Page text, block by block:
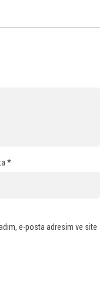
*
e-posta adresim ve site